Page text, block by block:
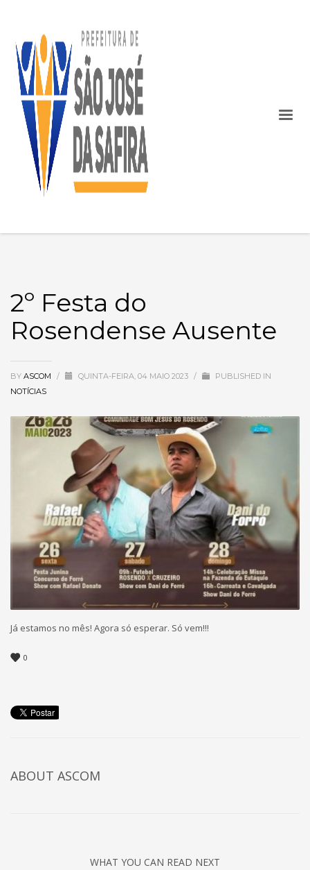
2º Festa do
Rosendense Ausente
BY ASCOM / QUINTA-FEIRA, 04 MAIO 2023 /
PUBLISHED IN
NOTÍCIAS
Já estamos no mês! Agora só esperar. Só vem!!!
0
ABOUT ASCOM
WHAT YOU CAN READ NEXT